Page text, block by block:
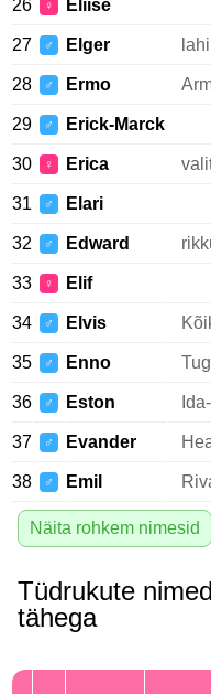
26 ♀ Eliise
27 ♂ Elger
28 ♂ Ermo
29 ♂ Erick-Marck
30 ♀ Erica
31 ♂ Elari
32 ♂ Edward
33 ♀ Elif
34 ♂ Elvis
35 ♂ Enno
36 ♂ Eston
37 ♂ Evander
38 ♂ Emil
Näita rohkem nimesid
Tüdrukute
tähega